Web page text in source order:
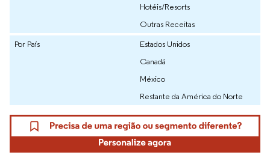
Hotéis/Resorts
Outras Receitas
Por País
Estados Unidos
Canadá
México
Restante da América do Norte